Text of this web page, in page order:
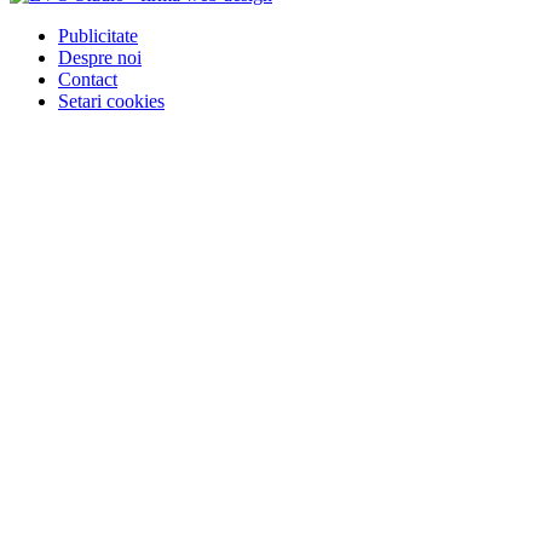
Publicitate
Despre noi
Contact
Setari cookies